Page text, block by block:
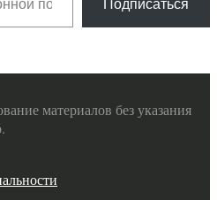
Подписаться
материалов без указания